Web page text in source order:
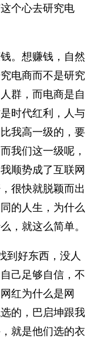
个心去研究电
。想赚钱，自然
电商而不是研究
群，而电商是自
时代红利，人与
我高一级的，要
我们这一级呢，
顺势成了互联网
很快就脱颖而出
的人生，为什么
，就这么简单。
到好东西，没人
己足够自信，不
红为什么是网
的，巴启坤跟我
就是他们选的衣